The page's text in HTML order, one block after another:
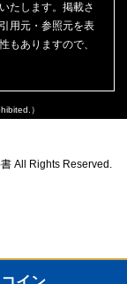
たします。掲載さ
用元・参照元を表
もありますので、
）
All Rights Reserved.